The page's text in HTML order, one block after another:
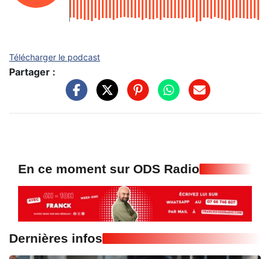
Télécharger le podcast
Partager :
En ce moment sur ODS Radio
Dernières infos